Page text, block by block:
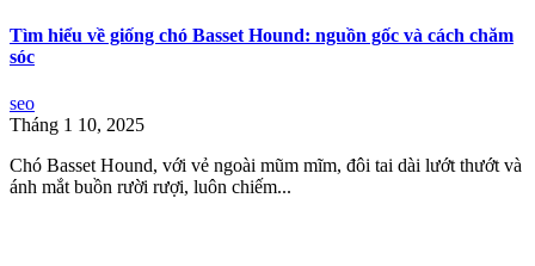
Tìm hiểu về giống chó Basset Hound: nguồn gốc và cách chăm
sóc
seo
Tháng 1 10, 2025
Chó Basset Hound, với vẻ ngoài mũm mĩm, đôi tai dài lướt thướt và
ánh mắt buồn rười rượi, luôn chiếm...